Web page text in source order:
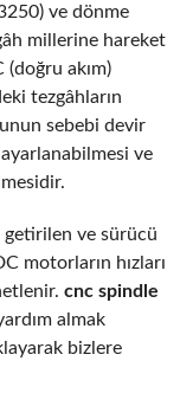
ve dönme
millerine hareket
akım)
tezgâhların
sebebi devir
ve
getirilen ve sürücü
motorların hızları
cnc spindle
almak
bizlere